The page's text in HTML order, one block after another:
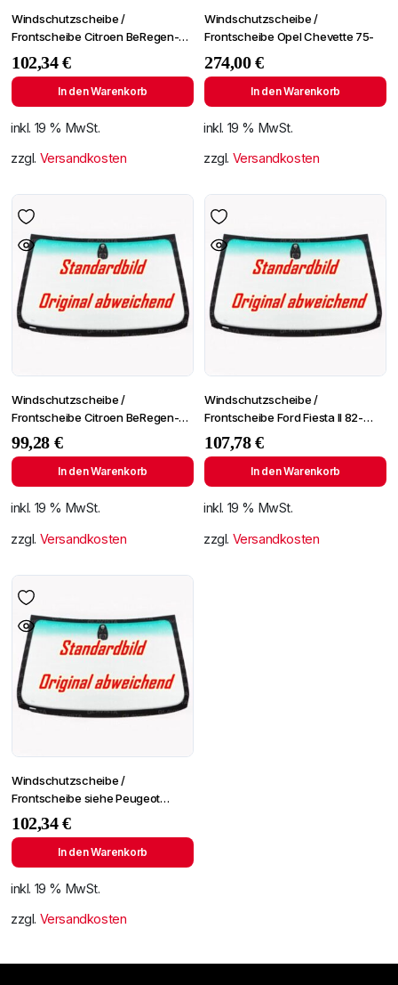
Windschutzscheibe /
Frontscheibe Citroen BeRegen-
Lichtingo 96- +Spiegelhalter
102,34€
In den Warenkorb
inkl. 19 % MwSt.
zzgl. Versandkosten
Windschutzscheibe /
Frontscheibe Opel Chevette 75-
274,00€
In den Warenkorb
inkl. 19 % MwSt.
zzgl. Versandkosten
Windschutzscheibe /
Frontscheibe Citroen BeRegen-
Lichtingo 96- +Spiegelhalter
99,28 €
In den Warenkorb
inkl. 19 % MwSt.
zzgl. Versandkosten
Windschutzscheibe /
Frontscheibe Ford Fiesta II 82-
+SPF
107,78€
In den Warenkorb
inkl. 19 % MwSt.
zzgl. Versandkosten
Windschutzscheibe /
Frontscheibe siehe Peugeot
Partner 96- (2724)
102,34€
In den Warenkorb
inkl. 19 % MwSt.
zzgl. Versandkosten